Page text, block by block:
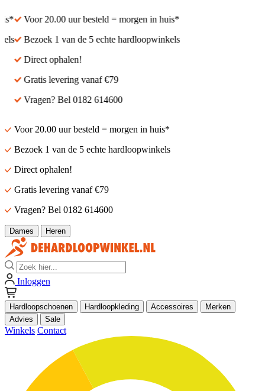
Voor 20.00 uur besteld = morgen in huis*
Bezoek 1 van de 5 echte hardloopwinkels
Direct ophalen!
Gratis levering vanaf €79
Vragen? Bel 0182 614600
Voor 20.00 uur
Bezoek 1 van de 5
Voor 20.00 uur besteld = morgen in huis*
Bezoek 1 van de 5 echte hardloopwinkels
Direct ophalen!
Gratis levering vanaf €79
Vragen? Bel 0182 614600
Dames Heren
Zoek
Inloggen
Hardloopschoenen Hardloopkleding Accessoires
Merken
Advies
Sale
Winkels Contact